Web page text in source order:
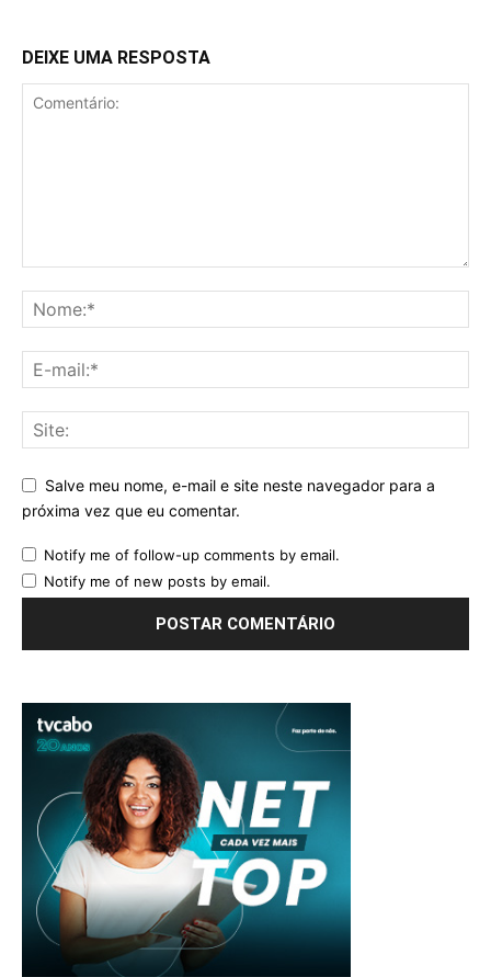
DEIXE UMA RESPOSTA
Salve meu nome, e-mail e site neste navegador para a
próxima vez que eu comentar.
Notify me of follow-up comments by email.
Notify me of new posts by email.